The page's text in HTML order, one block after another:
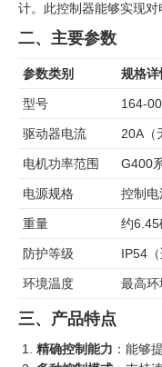
计。此控制器能够实现对
二、主要参数
参数类别 规格详
型号 164-
驱动器电流 20A（
电机功率范围 G400
电源规格 控制电
重量 约6.45
防护等级 IP54（
环境温度 最高环
三、产品特点
精确控制能力 ：能够